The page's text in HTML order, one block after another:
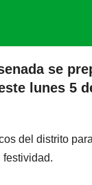
se
lunes 5
del distrito
festividad.